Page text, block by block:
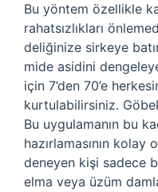
Bu yöntem özellikle
rahatsızlıkları
deliğinize sirkeye
mide asidini
için 7’den 70’e
kurtulabilirsiniz.
Bu uygulamanın bu
hazırlamasının kolay
deneyen kişi sadece
elma veya üzüm